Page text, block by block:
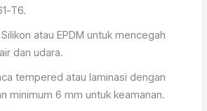
T6.
atau EPDM untuk mencegah
dan udara.
tempered atau laminasi dengan
minimum 6 mm untuk keamanan.